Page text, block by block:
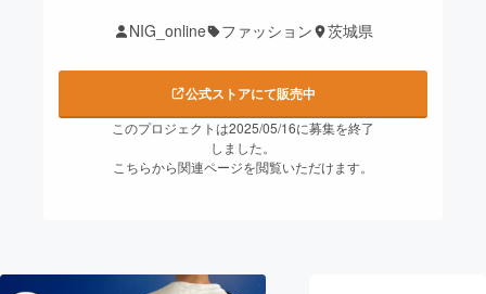
映像・映画
ビジネス・起業
まちづくり・地域活性化
NIG_online ファッション 茨城県
公式ストアにて販売中
このプロジェクトは2025/05/16に募集を終了
しました。
こちらから関連ページを閲覧いただけます。